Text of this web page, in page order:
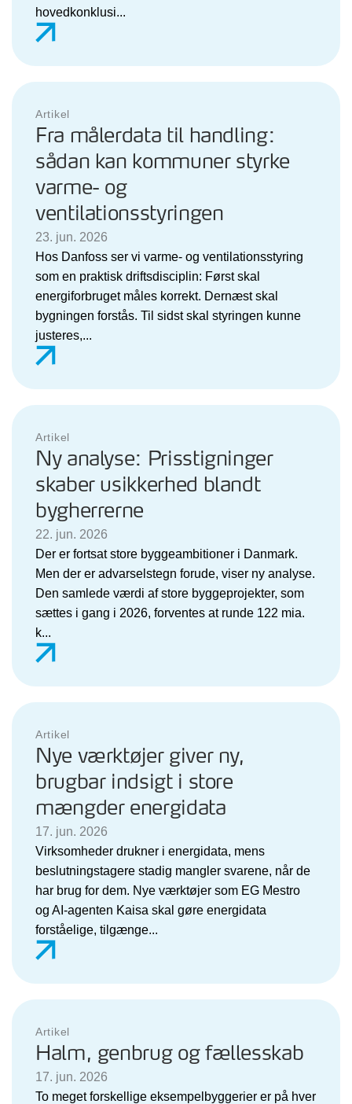
hovedkonklusi...
Artikel
Fra målerdata til handling:
sådan kan kommuner styrke
varme- og
ventilationsstyringen
23. jun. 2026
Hos Danfoss ser vi varme- og ventilationsstyring
som en praktisk driftsdisciplin: Først skal
energiforbruget måles korrekt. Dernæst skal
bygningen forstås. Til sidst skal styringen kunne
justeres,...
Artikel
Ny analyse: Prisstigninger
skaber usikkerhed blandt
bygherrerne
22. jun. 2026
Der er fortsat store byggeambitioner i Danmark.
Men der er advarselstegn forude, viser ny analyse.
Den samlede værdi af store byggeprojekter, som
sættes i gang i 2026, forventes at runde 122 mia.
k...
Artikel
Nye værktøjer giver ny,
brugbar indsigt i store
mængder energidata
17. jun. 2026
Virksomheder drukner i energidata, mens
beslutningstagere stadig mangler svarene, når de
har brug for dem. Nye værktøjer som EG Mestro
og AI-agenten Kaisa skal gøre energidata
forståelige, tilgænge...
Artikel
Halm, genbrug og fællesskab
17. jun. 2026
To meget forskellige eksempelbyggerier er på hver